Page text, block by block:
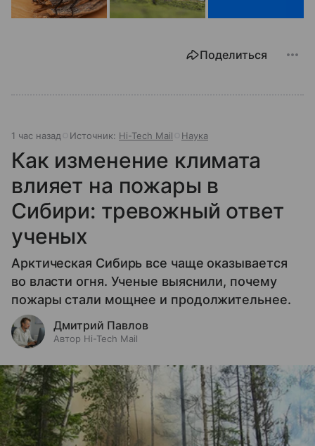
Поделиться
1 час назад Источник: Hi-Tech Mail Наука
Как изменение климата
влияет на пожары в
Сибири: тревожный ответ
ученых
Арктическая Сибирь все чаще оказывается
во власти огня. Ученые выяснили, почему
пожары стали мощнее и продолжительнее.
Дмитрий Павлов
Автор Hi-Tech Mail